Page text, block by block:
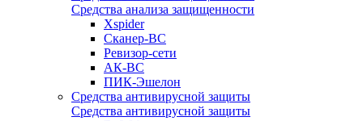
Средства анализа защищенности
Xspider
Сканер-ВС
Ревизор-сети
АК-ВС
ПИК-Эшелон
Средства антивирусной защиты
Средства антивирусной защиты